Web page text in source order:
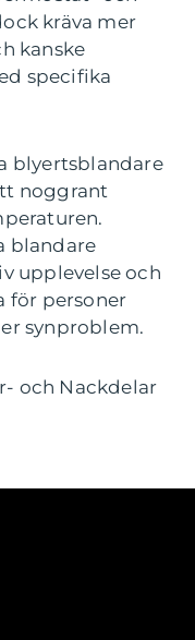
kräva mer
kanske
specifika
blyertsblandare
noggrant
blandare
upplevelse och
för personer
synproblem.
och Nackdelar